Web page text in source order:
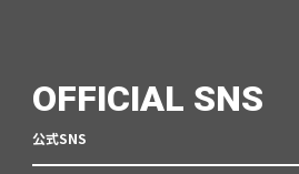
OFFICIAL SNS
公式SNS